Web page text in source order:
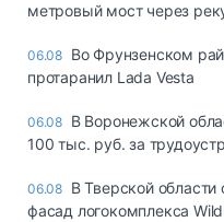
метровый мост через
06.08 Во Фрунзенском
протаранил Lada Vesta
06.08 В Воронежской
100 тыс. руб. за
06.08 В Тверской
фасад логокомплекса